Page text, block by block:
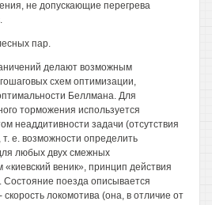
не допускающие перегрева
пар.
делают возможным
схем оптимизации,
Беллмана. Для
торможения используется
неаддитивности задачи (отсутствия
е. возможности определить
любых двух смежных
«киевский веник», принцип действия
Состояние поезда описывается
скорость локомотива (она, в отличие от